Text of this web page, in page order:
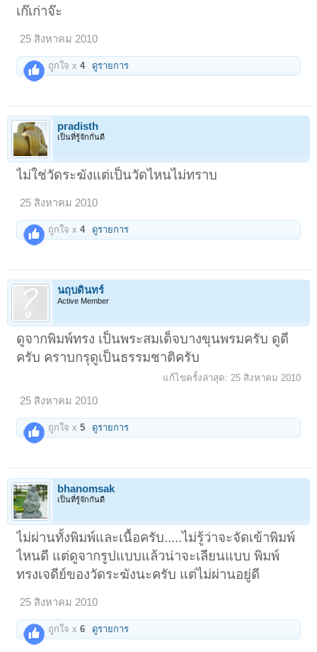
เก๊เก่าจ๊ะ
25 สิงหาคม 2010
ถูกใจ x4 ดูรายการ
pradisth
เป็นที่รู้จักกันดี
ไม่ใช่วัดระฆังแต่เป็นวัดไหนไม่ทราบ
25 สิงหาคม 2010
ถูกใจ x4 ดูรายการ
นฤบดินทร์
Active Member
ดูจากพิมพ์ทรง เป็นพระสมเด็จบางขุนพรมครับ ดูดี
ครับ คราบกรุดูเป็นธรรมชาติครับ
แก้ไขครั้งล่าสุด: 25 สิงหาคม 2010
25 สิงหาคม 2010
ถูกใจ x5 ดูรายการ
bhanomsak
เป็นที่รู้จักกันดี
ไม่ผ่านทั้งพิมพ์และเนื้อครับ.....ไม่รู้ว่าจะจัดเข้าพิมพ์
ไหนดี แต่ดูจากรูปแบบแล้วน่าจะเลียนแบบ พิมพ์
ทรงเจดีย์ของวัดระฆังนะครับ แต่ไม่ผ่านอยู่ดี
25 สิงหาคม 2010
ถูกใจ x6 ดูรายการ